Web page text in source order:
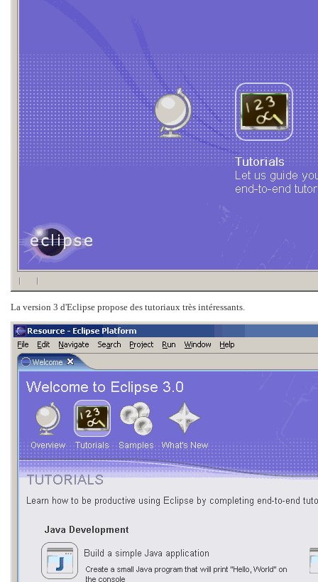
La version 3 d'Eclipse propose des tutoriaux très intéressants.